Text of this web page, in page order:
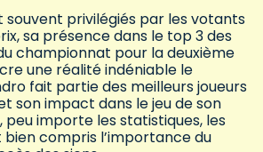
souvent privilégiés par les votants
sa présence dans le top 3 des
championnat pour la deuxième
une réalité indéniable le
fait partie des meilleurs joueurs
son impact dans le jeu de son
peu importe les statistiques, les
compris l’importance du